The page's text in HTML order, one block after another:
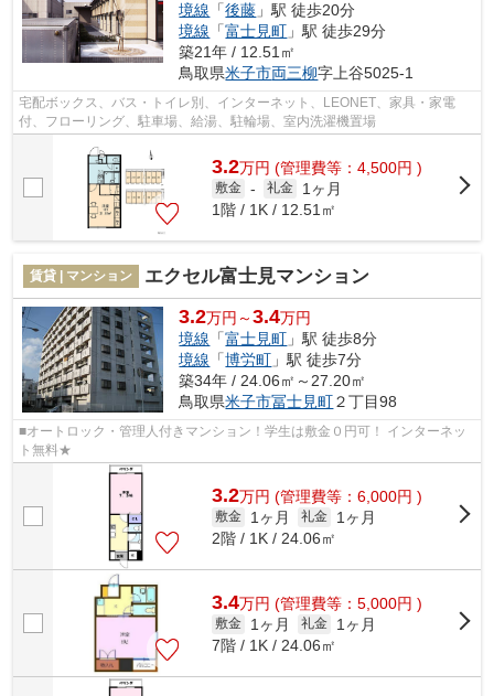
境線 「後藤 」駅 徒歩20分
境線 「富士見町 」駅 徒歩29分
築21年 / 12.51㎡
鳥取県米子市両三柳字上谷5025-1
宅配ボックス、バス・トイレ別、インターネット、LEONET、家具・家電
付、フローリング、駐車場、給湯、駐輪場、室内洗濯機置場
3.2万円 (管理費等：4,500円 )
敷金 - 礼金
1ヶ月
1階 / 1K / 12.51㎡
賃貸 | マンション エクセル富士見マンション
3.2万円～3.4万円
境線 「富士見町 」駅 徒歩8分
境線 「博労町 」駅 徒歩7分
築34年 / 24.06㎡～27.20㎡
鳥取県米子市冨士見町２丁目98
■オートロック・管理人付きマンション！学生は敷金０円可！ インターネッ
ト無料★
3.2万円 (管理費等：6,000円 )
敷金 1ヶ月 礼金
1ヶ月
2階 / 1K / 24.06㎡
3.4万円 (管理費等：5,000円 )
敷金 1ヶ月 礼金
1ヶ月
7階 / 1K / 24.06㎡